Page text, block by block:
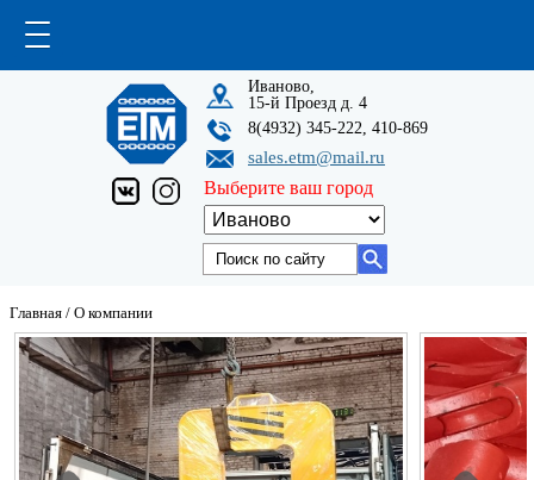
Иваново,
15-й Проезд д. 4
8(4932) 345-222, 410-869
sales.etm@mail.ru
Выберите ваш город
Главная / О компании